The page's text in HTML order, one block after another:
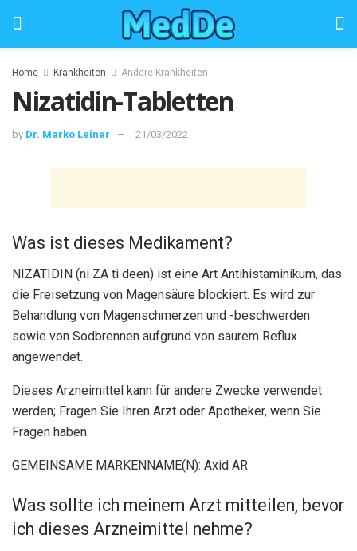
Home Krankheiten Andere Krankheiten
Nizatidin-Tabletten
by Dr. Marko Leiner 21/03/2022
Was ist dieses Medikament?
NIZATIDIN (ni ZA ti deen) ist eine Art Antihistaminikum, das
die Freisetzung von Magensäure blockiert. Es wird zur
Behandlung von Magenschmerzen und -beschwerden
sowie von Sodbrennen aufgrund von saurem Reflux
angewendet.
Dieses Arzneimittel kann für andere Zwecke verwendet
werden; Fragen Sie Ihren Arzt oder Apotheker, wenn Sie
Fragen haben.
GEMEINSAME MARKENNAME(N): Axid AR
Was sollte ich meinem Arzt mitteilen, bevor
ich dieses Arzneimittel nehme?